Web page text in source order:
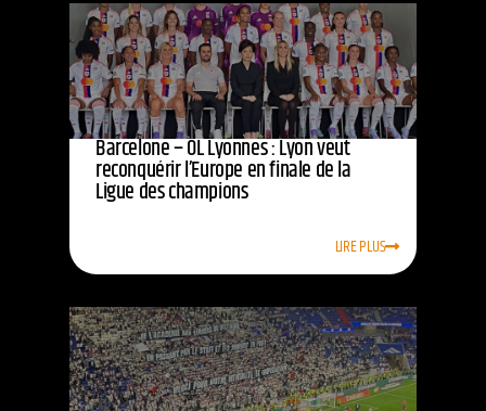
Barcelone – OL Lyonnes : Lyon veut
reconquérir l’Europe en finale de la
Ligue des champions
LIRE PLUS